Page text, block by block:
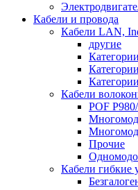
Кабели и провода
Кабели LAN,
другие
Кабели
POF
Прочие
Кабели гибкие